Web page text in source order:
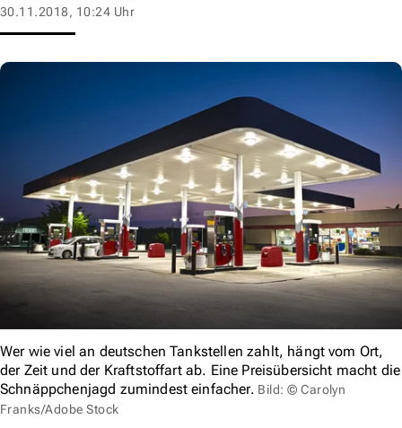
30.11.2018, 10:24 Uhr
Wer wie viel an deutschen Tankstellen zahlt, hängt vom Ort,
der Zeit und der Kraftstoffart ab. Eine Preisübersicht macht die
Schnäppchenjagd zumindest einfacher. Bild: © Carolyn
Franks/Adobe Stock